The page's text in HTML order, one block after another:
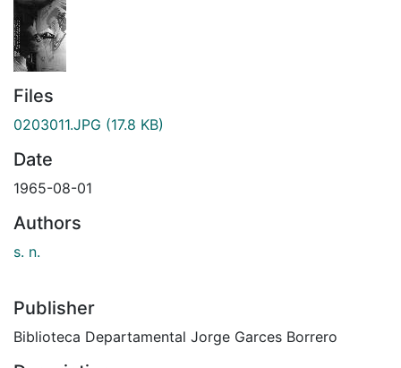
Files
0203011.JPG (17.8 KB)
Date
1965-08-01
Authors
s. n.
Publisher
Biblioteca Departamental Jorge Garces Borrero